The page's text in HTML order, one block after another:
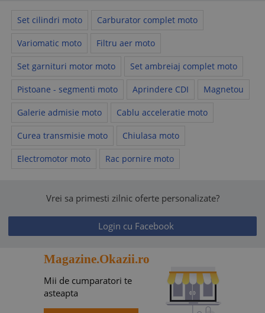
Set cilindri moto Carburator complet moto
Variomatic moto Filtru aer moto
Set garnituri motor moto Set ambreiaj complet moto
Pistoane - segmenti moto Aprindere CDI Magnetou
Galerie admisie moto Cablu acceleratie moto
Curea transmisie moto Chiulasa moto
Electromotor moto Rac pornire moto
Vrei sa primesti zilnic oferte personalizate?
Login cu Facebook
Magazine.Okazii.ro
Mii de cumparatori te
asteapta